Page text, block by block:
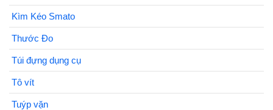
Kìm Kéo Smato
Thước Đo
Túi đựng dụng cụ
Tô vít
Tuýp vặn